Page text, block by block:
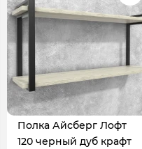
Полка Айсберг Лофт
120 черный дуб крафт